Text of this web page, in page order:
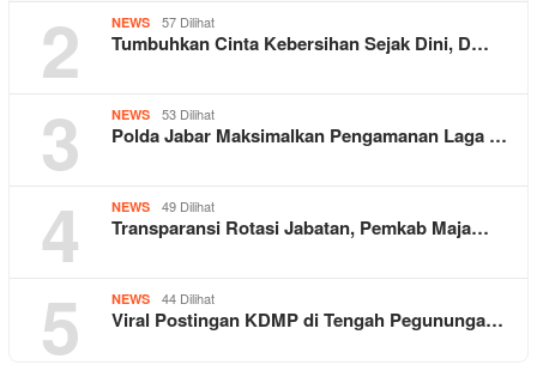
2 NEWS 57 Dilihat
Tumbuhkan Cinta Kebersihan Sejak Dini, D…
3 NEWS 53 Dilihat
Polda Jabar Maksimalkan Pengamanan Laga …
4 NEWS 49 Dilihat
Transparansi Rotasi Jabatan, Pemkab Maja…
5 NEWS 44 Dilihat
Viral Postingan KDMP di Tengah Pegununga…